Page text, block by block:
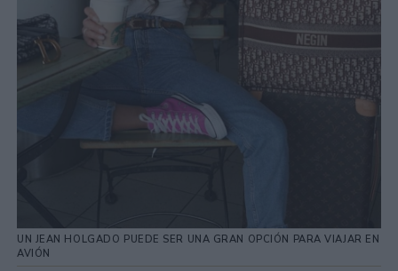
UN JEAN HOLGADO PUEDE SER UNA GRAN OPCIÓN PARA VIAJAR EN
AVIÓN